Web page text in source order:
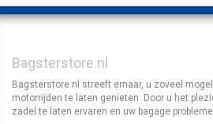
Bagsterstore.nl
Bagsterstore.nl streeft ernaar, u zoveel
motorrijden te laten genieten. Door u het
zadel te laten ervaren en uw bagage